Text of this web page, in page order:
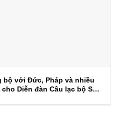
với Đức, Pháp và nhiều
Diễn đàn Câu lạc bộ Sự